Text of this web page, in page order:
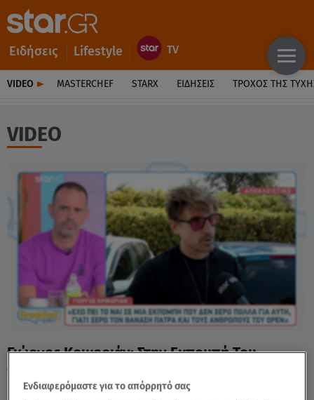
Ειδήσεις Lifestyle
VIDEO MASTERCHEF STARX ΕΙΔΉΣΕΙΣ ΤΡΟΧΌΣ ΤΗΣ
VIDEO
Γιώργος Κρικοριάν: Στην Εκπομπή Του
Θανάνη Πάτρα Στο Open - Video
Ενδιαφερόμαστε για το απόρρητό σας